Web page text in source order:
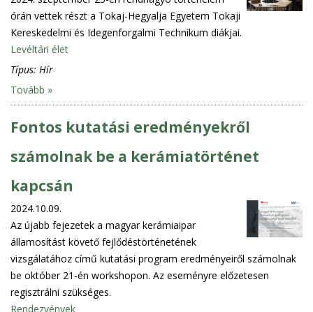
órán vettek részt a Tokaj-Hegyalja Egyetem Tokaji
Kereskedelmi és Idegenforgalmi Technikum diákjai.
Levéltári élet
Típus: Hír
Tovább »
Fontos kutatási eredményekről
számolnak be a kerámiatörténet
kapcsán
2024.10.09.
Az újabb fejezetek a magyar kerámiaipar
államosítást követő fejlődéstörténetének
vizsgálatához című kutatási program eredményeiről számolnak
be október 21-én workshopon. Az eseményre előzetesen
regisztrálni szükséges.
Rendezvények